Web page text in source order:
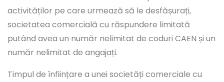
activităților pe care urmează să le desfășurați,
societatea comercială cu răspundere limitată
putând avea un număr nelimitat de coduri CAEN și un
număr nelimitat de angajați.
Timpul de înființare a unei societăți comerciale cu